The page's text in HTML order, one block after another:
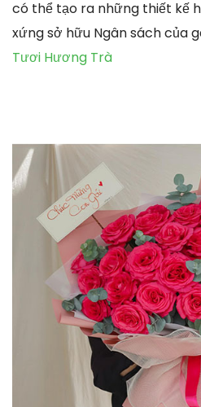
có thể tạo ra những thiết kế
xứng sở hữu Ngân sách của
Tươi Hương Trà